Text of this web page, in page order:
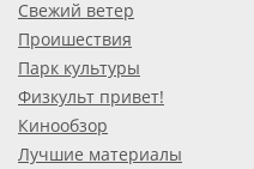
Свежий ветер
Проишествия
Парк культуры
Физкульт привет!
Кинообзор
Лучшие материалы